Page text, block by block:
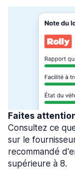
Faites
Consultez ce
sur le
recommandé
supérieure à 8.